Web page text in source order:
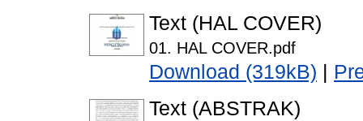
Text (HAL COVER)
01. HAL COVER.pdf
Download (319kB)
Text (ABSTRAK)